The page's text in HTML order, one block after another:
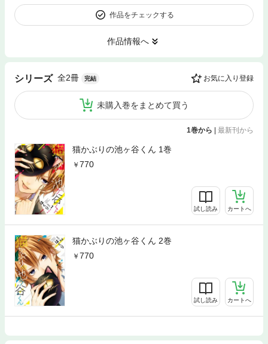
作品をチェックする
作品情報へ
シリーズ 全2冊 完結 お気に入り登録
未購入巻をまとめて買う
1巻から | 最新刊から
猫かぶりの池ヶ谷くん 1巻
770
試し読み カートへ
猫かぶりの池ヶ谷くん 2巻
770
試し読み カートへ